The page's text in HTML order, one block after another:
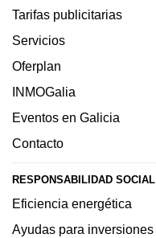
Tarifas publicitarias
Servicios
Oferplan
INMOGalia
Eventos en Galicia
Contacto
RESPONSABILIDAD SOCIAL
Eficiencia energética
Ayudas para inversiones